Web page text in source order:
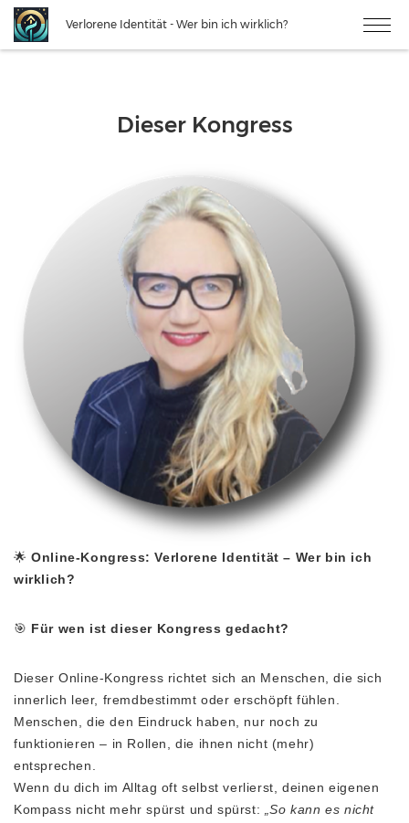
Verlorene Identität - Wer bin ich wirklich?
Dieser Kongress
🌟Online-Kongress: Verlorene Identität – Wer bin ich
wirklich?
🎯 Für wen ist dieser Kongress gedacht?
Dieser Online-Kongress richtet sich an Menschen, die sich
innerlich leer, fremdbestimmt oder erschöpft fühlen.
Menschen, die den Eindruck haben, nur noch zu
funktionieren – in Rollen, die ihnen nicht (mehr)
entsprechen.
Wenn du dich im Alltag oft selbst verlierst, deinen eigenen
Kompass nicht mehr spürst und spürst:
„So kann es nicht